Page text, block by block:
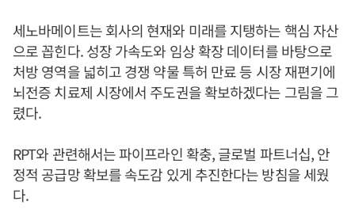
세노바메이트는 회사의 현재와 미래를 지탱하는 핵심 자산
으로 꼽힌다. 성장 가속도와 임상 확장 데이터를 바탕으로
처방 영역을 넓히고 경쟁 약물 특허 만료 등 시장 재편기에
뇌전증 치료제 시장에서 주도권을 확보하겠다는 그림을 그
렸다.
RPT와 관련해서는 파이프라인 확충, 글로벌 파트너십, 안
정적 공급망 확보를 속도감 있게 추진한다는 방침을 세웠
다.